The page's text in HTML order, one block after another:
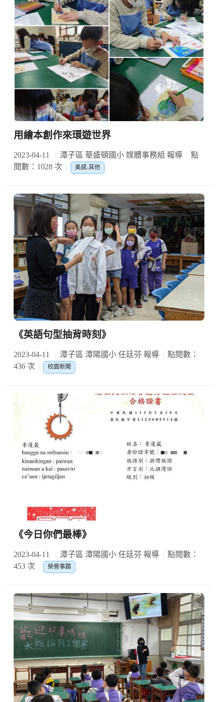
用繪本創作來環遊世界
2023-04-11 潭子區 華盛頓國小 媒體事務組 報導
點
閱數：1028 次
美感-其他
《英語句型抽背時刻》
2023-04-11 潭子區 潭陽國小 任廷芬 報導
點閱數：
436 次
校園新聞
《今日你們最棒》
2023-04-11 潭子區 潭陽國小 任廷芬 報導
點閱數：
453 次
榮譽事蹟